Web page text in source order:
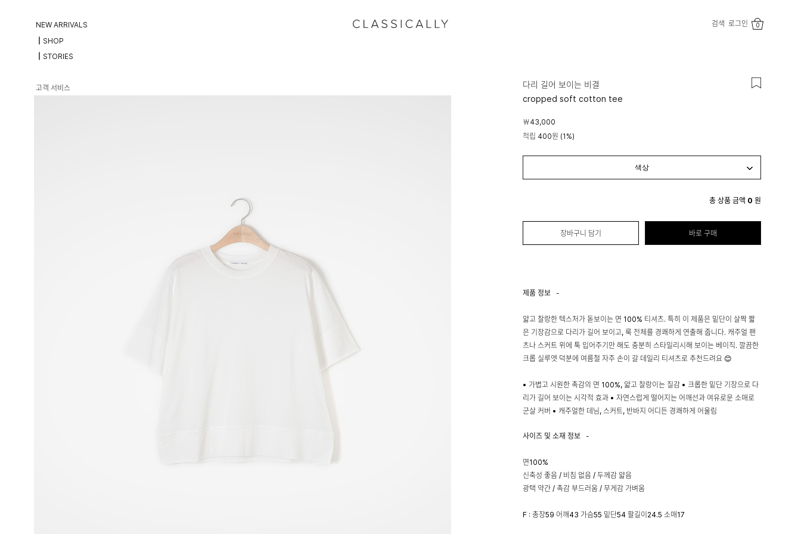
검색 로그인 0
NEW ARRIVALS
┃SHOP
┃STORIES
고객 서비스
다리 길어 보이는 비결
cropped soft cotton tee
￦43,000
적립 400원 (1%)
총 상품 금액 0 원
장바구니 담기 바로 구매
제품 정보 -
얇고 찰랑한 텍스처가 돋보이는 면 100% 티셔츠. 특히 이 제품은 밑단이 살짝 짧
은 기장감으로 다리가 길어 보이고, 룩 전체를 경쾌하게 연출해 줍니다. 캐주얼 팬
츠나 스커트 위에 툭 입어주기만 해도 충분히 스타일리시해 보이는 베이직. 깔끔한
크롭 실루엣 덕분에 여름철 자주 손이 갈 데일리 티셔츠로 추천드려요 😊
• 가볍고 시원한 촉감의 면 100%, 얇고 찰랑이는 질감 • 크롭한 밑단 기장으로 다
리가 길어 보이는 시각적 효과 • 자연스럽게 떨어지는 어깨선과 여유로운 소매로
군살 커버 • 캐주얼한 데님, 스커트, 반바지 어디든 경쾌하게 어울림
사이즈 및 소재 정보 -
면100%
신축성 좋음 / 비침 없음 / 두께감 얇음
광택 약간 / 촉감 부드러움 / 무게감 가벼움
F : 총장59 어깨43 가슴55 밑단54 팔길이24.5 소매17